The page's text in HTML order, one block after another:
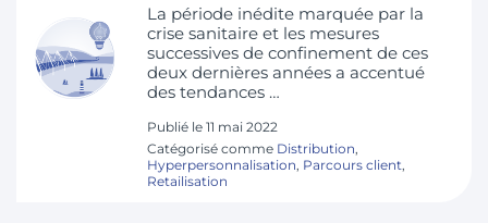
La période inédite marquée par la
crise sanitaire et les mesures
successives de confinement de ces
deux dernières années a accentué
des tendances …
Publié le 11 mai 2022
Catégorisé comme Distribution,
Hyperpersonnalisation, Parcours client,
Retailisation